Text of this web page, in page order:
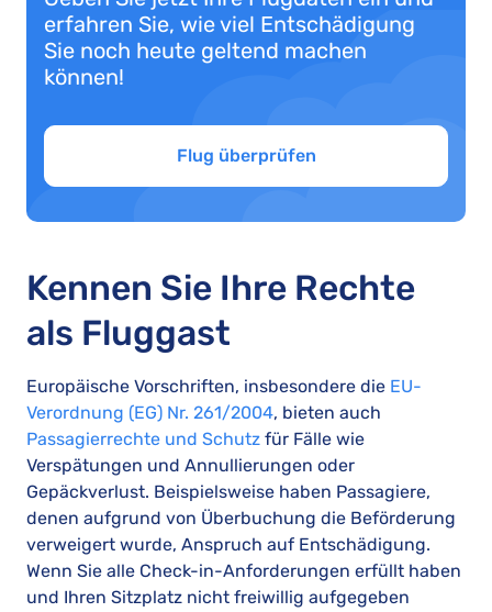
erfahren Sie, wie viel Entschädigung
Sie noch heute geltend machen
können!
Flug überprüfen
Kennen Sie Ihre Rechte
als Fluggast
Europäische Vorschriften, insbesondere die EU-
Verordnung (EG) Nr. 261/2004, bieten auch
Passagierrechte und Schutz für Fälle wie
Verspätungen und Annullierungen oder
Gepäckverlust. Beispielsweise haben Passagiere,
denen aufgrund von Überbuchung die Beförderung
verweigert wurde, Anspruch auf Entschädigung.
Wenn Sie alle Check-in-Anforderungen erfüllt haben
und Ihren Sitzplatz nicht freiwillig aufgegeben